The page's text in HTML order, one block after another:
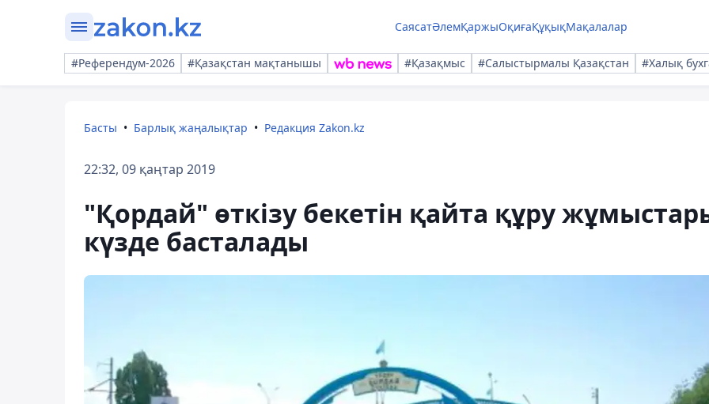
СаясатӘлемҚаржыОқиғаҚұқықМақалалар
#Референдум-2026 #Қазақстан мақтанышы #Қазақмыс #Салыстырмалы Қазақстан #Халық
Басты Барлық жаңалықтар Редакция Zakon.kz
22:32, 09 қаңтар 2019
"Қордай" өткізу бекетін қайта құру
күзде басталады